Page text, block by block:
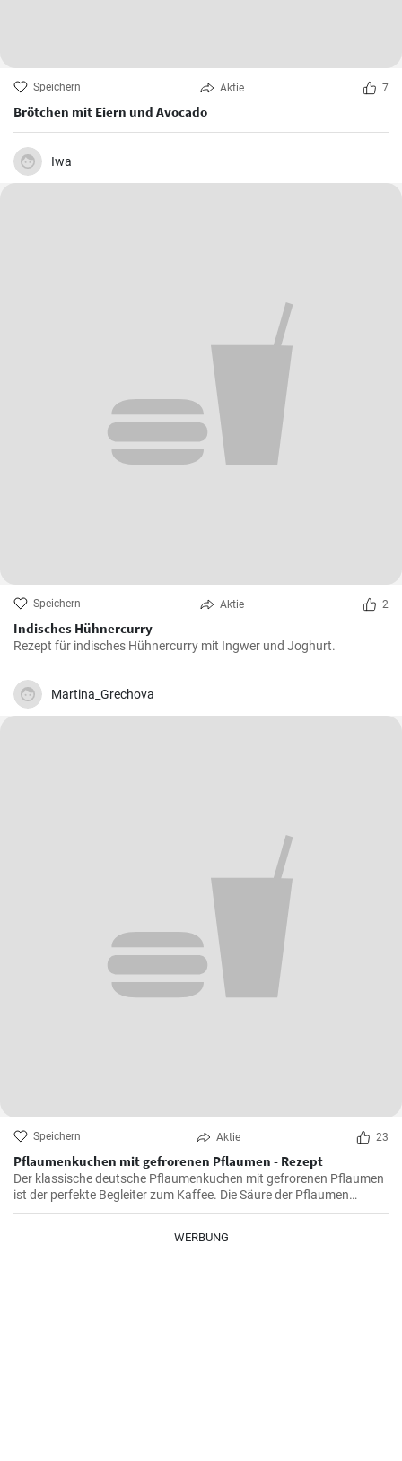
Speichern Aktie 7
Brötchen mit Eiern und Avocado
Iwa
Speichern Aktie 2
Indisches Hühnercurry
Rezept für indisches Hühnercurry mit Ingwer und Joghurt.
Martina_Grechova
Speichern Aktie 23
Pflaumenkuchen mit gefrorenen Pflaumen - Rezept
Der klassische deutsche Pflaumenkuchen mit gefrorenen Pflaumen
ist der perfekte Begleiter zum Kaffee. Die Säure der Pflaumen
kombiniert mit der Süße des Kuchenteigs ergibt ein harmonisches
WERBUNG